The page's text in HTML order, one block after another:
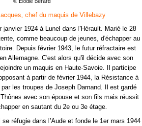
chef du maquis de Villebazy
janvier 1924 à Lunel dans l'Hérault. Marié le 28
comme beaucoup de jeunes, d'échapper au
Depuis février 1943, le futur réfractaire est
Allemagne. C'est alors qu'il décide avec son
un maquis en Haute-Savoie. Il participe
à partir de février 1944, la Résistance à
les troupes de Joseph Darnand. Il est gardé
avec son épouse et son fils mais réussit
en sautant du 2e ou 3e étage.
réfugie dans l’Aude et fonde le 1er mars 1944